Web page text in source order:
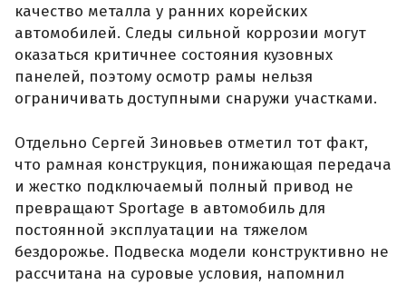
качество металла у ранних корейских
автомобилей. Следы сильной коррозии могут
оказаться критичнее состояния кузовных
панелей, поэтому осмотр рамы нельзя
ограничивать доступными снаружи участками.
Отдельно Сергей Зиновьев отметил тот факт,
что рамная конструкция, понижающая передача
и жестко подключаемый полный привод не
превращают Sportage в автомобиль для
постоянной эксплуатации на тяжелом
бездорожье. Подвеска модели конструктивно не
рассчитана на суровые условия, напомнил